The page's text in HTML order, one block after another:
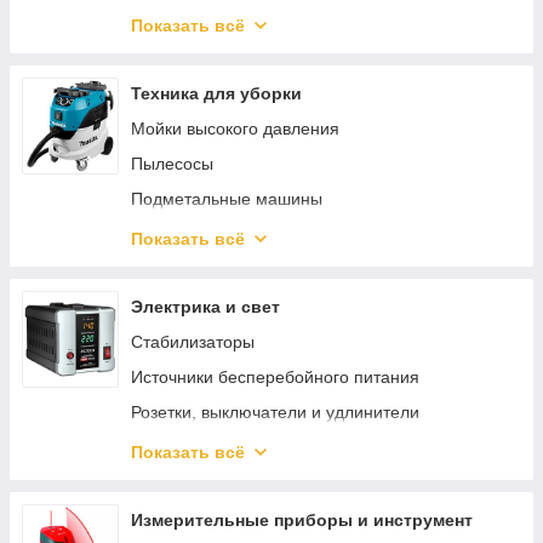
Сельскохозяйственные машины
Садовый отдых
Клеевые пистолеты
Строительные миксеры
Гайковерты
Степлеры / нейлеры
Машины алмазного бурения
Штроборезы / Бороздоделы
Дисковые пилы
Электрические ножницы
Краскопульты
Сабельные пилы
Граверы
Комплектующие для генераторов
Показать всё
Техника для уборки
Мойки высокого давления
Пылесосы
Подметальные машины
Аксессуары и принадлежности
Очистители окон
Пеногенераторы
Средства для чистки и ухода
Поломойные машины
Показать всё
Электрика и свет
Стабилизаторы
Источники бесперебойного питания
Розетки, выключатели и удлинители
Клеммы, сжимы, кабельные наконечники
Освещение
Показать всё
Измерительные приборы и инструмент